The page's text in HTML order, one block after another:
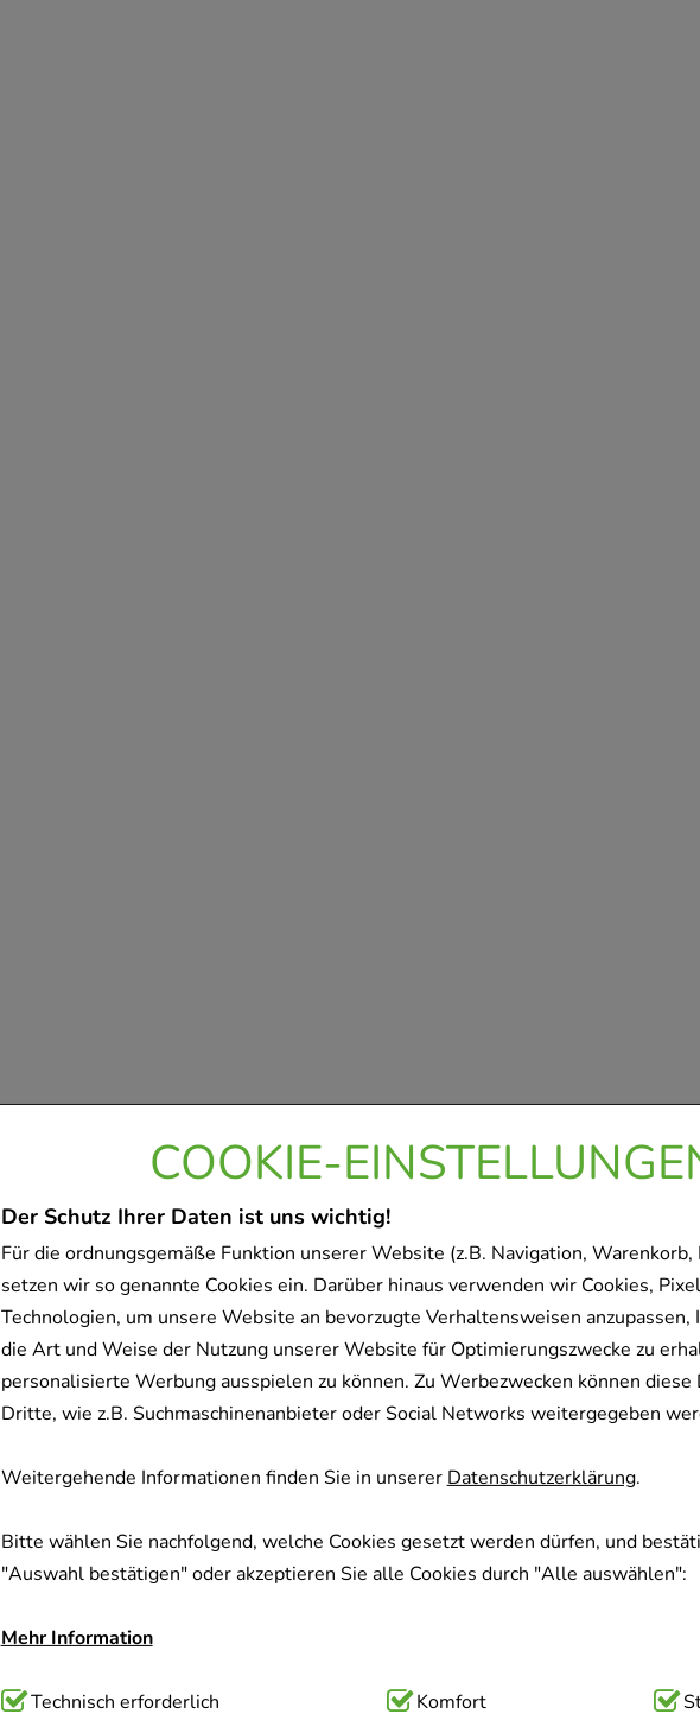
COOKIE-
Der Schutz Ihrer Daten ist uns wichtig!
Für die ordnungsgemäße Funktion unserer Website (z.B. Navigation, Warenkorb,
setzen wir so genannte Cookies ein. Darüber hinaus verwenden wir Cookies,
Technologien, um unsere Website an bevorzugte Verhaltensweisen anzupassen,
die Art und Weise der Nutzung unserer Website für Optimierungszwecke zu
personalisierte Werbung ausspielen zu können. Zu Werbezwecken können diese
Dritte, wie z.B. Suchmaschinenanbieter oder Social Networks weitergegeben
Weitergehende Informationen finden Sie in unsererDatenschutzerklärung.
Bitte wählen Sie nachfolgend, welche Cookies gesetzt werden dürfen, und
"Auswahl bestätigen" oder akzeptieren Sie alle Cookies durch "Alle auswählen":
Mehr Information
Technisch Notwendig:Hierbei handelt es sich um Cookies, die für die
Technisch erforderlich Komfort